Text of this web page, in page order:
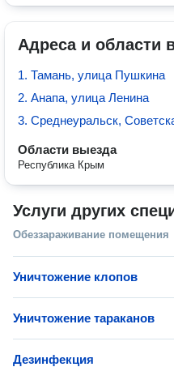
Адреса и области
1. Тамань, улица Пушкина
2. Анапа, улица Ленина
3. Среднеуральск,
Области выезда
Республика Крым
Услуги других
Обеззараживание помещения
Уничтожение клопов
Уничтожение тараканов
Дезинфекция